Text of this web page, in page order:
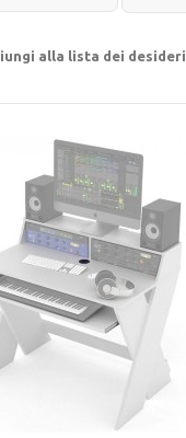
alla lista dei desideri